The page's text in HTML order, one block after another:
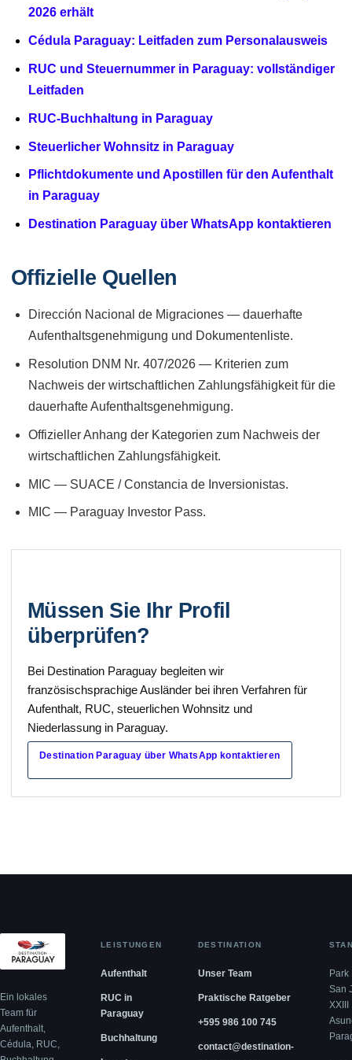
2026 erhält
Cédula Paraguay: Leitfaden zum Personalausweis
RUC und Steuernummer in Paraguay: vollständiger
Leitfaden
RUC-Buchhaltung in Paraguay
Steuerlicher Wohnsitz in Paraguay
Pflichtdokumente und Apostillen für den Aufenthalt
in Paraguay
Destination Paraguay über WhatsApp kontaktieren
Offizielle Quellen
Dirección Nacional de Migraciones — dauerhafte
Aufenthaltsgenehmigung und Dokumentenliste.
Resolution DNM Nr. 407/2026 — Kriterien zum
Nachweis der wirtschaftlichen Zahlungsfähigkeit für die
dauerhafte Aufenthaltsgenehmigung.
Offizieller Anhang der Kategorien zum Nachweis der
wirtschaftlichen Zahlungsfähigkeit.
MIC — SUACE / Constancia de Inversionistas.
MIC — Paraguay Investor Pass.
Müssen Sie Ihr Profil
überprüfen?
Bei Destination Paraguay begleiten wir
französischsprachige Ausländer bei ihren Verfahren für
Aufenthalt, RUC, steuerlichen Wohnsitz und
Niederlassung in Paraguay.
Destination Paraguay über WhatsApp kontaktieren
Ein lokales
Team für
Aufenthalt,
Cédula, RUC,
LEISTUNGEN
Aufenthalt
RUC in
Paraguay
Buchhaltung
DESTINATION
Unser Team
Praktische Ratgeber
+595 986 100 745
contact@destination-
Park
San
XXIII